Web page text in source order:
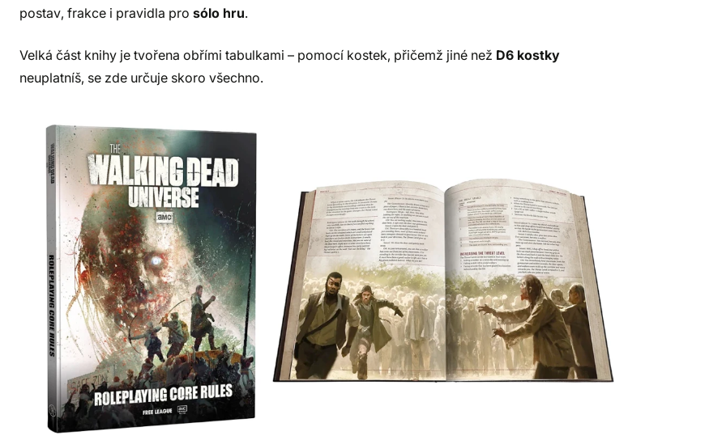
postav, frakce i pravidla pro sólo hru.
Velká část knihy je tvořena obřími tabulkami – pomocí kostek, přičemž jiné než D6 kostky
neuplatníš, se zde určuje skoro všechno.